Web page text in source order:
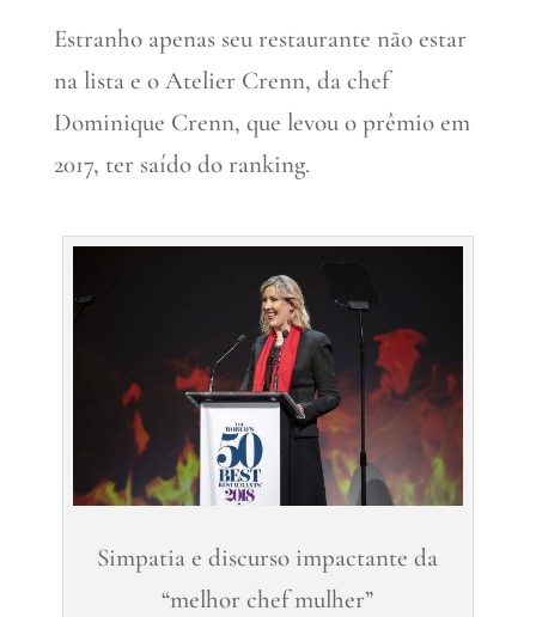
Estranho apenas seu restaurante não estar
na lista e o Atelier Crenn, da chef
Dominique Crenn, que levou o prêmio em
2017, ter saído do ranking.
Simpatia e discurso impactante da
“melhor chef mulher”